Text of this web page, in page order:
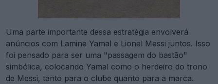
Uma parte importante dessa estratégia envolverá
anúncios com Lamine Yamal e Lionel Messi juntos. Isso
foi pensado para ser uma "passagem do bastão"
simbólica, colocando Yamal como o herdeiro do trono
de Messi, tanto para o clube quanto para a marca.